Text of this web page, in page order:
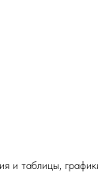
и таблицы,